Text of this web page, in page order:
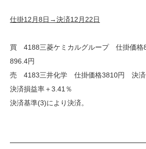
仕掛12月8日→決済12月22日
買 4188三菱ケミカルグループ 仕掛価
896.4円
売 4183三井化学 仕掛価格3810円 決済
決済損益率＋3.41％
決済基準(3)により決済。